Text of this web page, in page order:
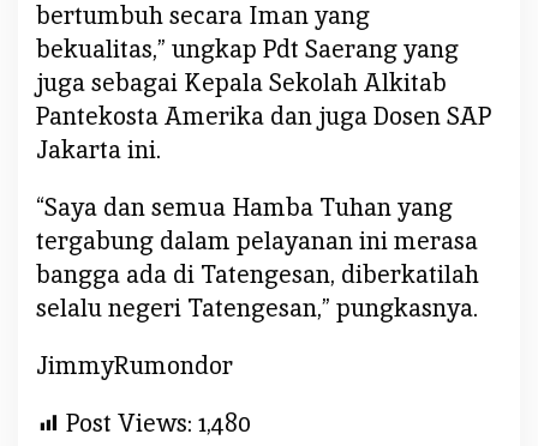
bertumbuh secara Iman yang
bekualitas,” ungkap Pdt Saerang yang
juga sebagai Kepala Sekolah Alkitab
Pantekosta Amerika dan juga Dosen SAP
Jakarta ini.
“Saya dan semua Hamba Tuhan yang
tergabung dalam pelayanan ini merasa
bangga ada di Tatengesan, diberkatilah
selalu negeri Tatengesan,” pungkasnya.
JimmyRumondor
Post Views: 1,480